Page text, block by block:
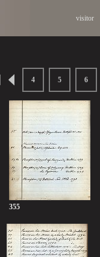
visitor
4 5 6
355